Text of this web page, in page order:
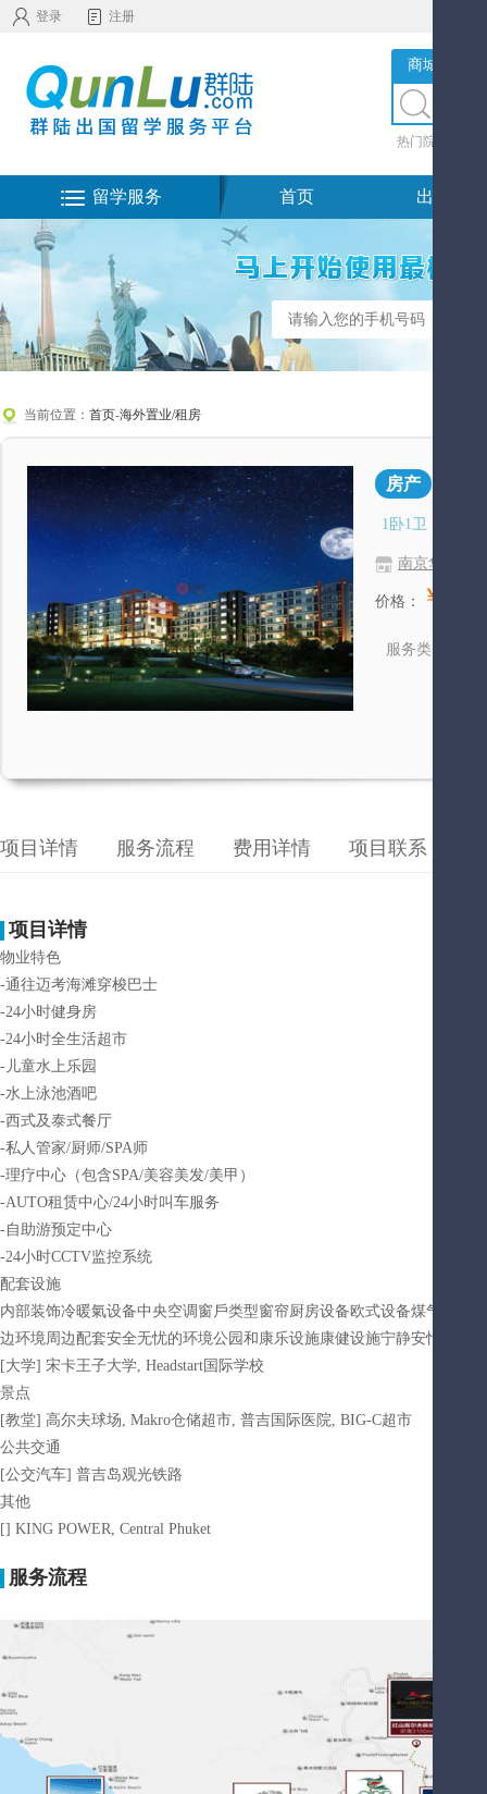
登录 注册
商城服务
热门院校
留学服务 首页 出国留学
当前位置： 首页-海外置业/租房
房产
1卧1卫
南京华洋宏
价格： ￥
服务类别
项目详情 服务流程 费用详情 项目联系
项目详情
物业特色
-通往迈考海滩穿梭巴士
-24小时健身房
-24小时全生活超市
-儿童水上乐园
-水上泳池酒吧
-西式及泰式餐厅
-私人管家/厨师/SPA师
-理疗中心（包含SPA/美容美发/美甲）
-AUTO租赁中心/24小时叫车服务
-自助游预定中心
-24小时CCTV监控系统
配套设施
内部装饰冷暖氣设备中央空调窗戶类型窗帘厨房设备欧式设备煤气炉微
边环境周边配套安全无忧的环境公园和康乐设施康健设施宁静安怡的氛
[大学] 宋卡王子大学, Headstart国际学校
景点
[教堂] 高尔夫球场, Makro仓储超市, 普吉国际医院, BIG-C超市
公共交通
[公交汽车] 普吉岛观光铁路
其他
[] KING POWER, Central Phuket
服务流程